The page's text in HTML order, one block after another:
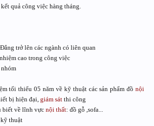
quả công việc hàng tháng.
trở lên các ngành có liên quan
cao trong công việc
tối thiểu 05 năm về kỹ thuật các sản phẩm đồ nội
bị hiện đại, giám sát thi công
biết về lĩnh vực nội thất: đồ gỗ ,sofa...
kỹ thuật